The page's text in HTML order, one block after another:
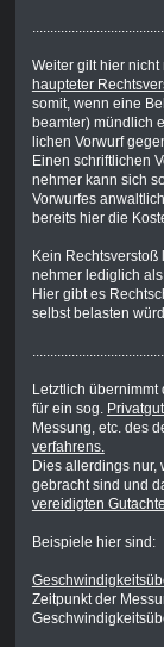
Weiter gilt hier
haupteter
somit, wenn eine
beamter) mündlich
lichen Vorwurf
Einen schriftlichen
nehmer kann sich
Vorwurfes
bereits hier die
Kein
nehmer lediglich
Hier gibt es
selbst belasten
Letztlich
für ein sog.
Messung, etc. des
verfahrens.
Dies allerdings nur,
gebracht sind und
vereidigten
Beispiele hier sind:
Zeitpunkt der